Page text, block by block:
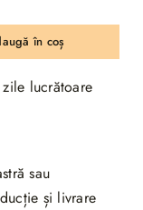
în coș
lucrătoare
sau
și livrare